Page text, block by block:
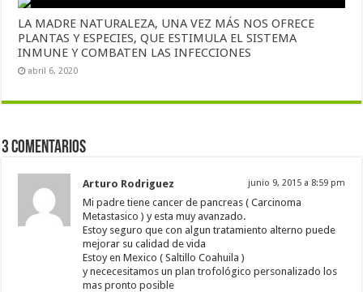
LA MADRE NATURALEZA, UNA VEZ MÁS NOS OFRECE
PLANTAS Y ESPECIES, QUE ESTIMULA EL SISTEMA
INMUNE Y COMBATEN LAS INFECCIONES
abril 6, 2020
3 comentarios
Arturo Rodriguez junio 9, 2015 a 8:59 pm
Mi padre tiene cancer de pancreas ( Carcinoma
Metastasico ) y esta muy avanzado.
Estoy seguro que con algun tratamiento alterno puede
mejorar su calidad de vida
Estoy en Mexico ( Saltillo Coahuila )
y nececesitamos un plan trofológico personalizado los
mas pronto posible